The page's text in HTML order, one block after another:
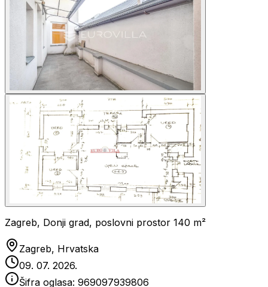
Zagreb, Donji grad, poslovni prostor 140 m²
Zagreb, Hrvatska
09. 07. 2026.
Šifra oglasa: 969097939806